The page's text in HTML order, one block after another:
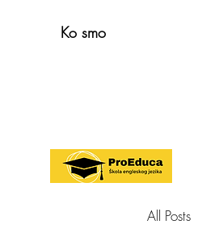
Ko smo
All Posts